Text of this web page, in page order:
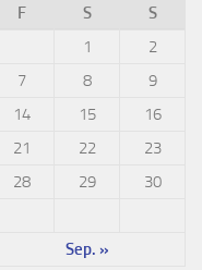
F S
S
1
2
7 8
9
14 15
16
21 22
23
28 29
30
Sep. »